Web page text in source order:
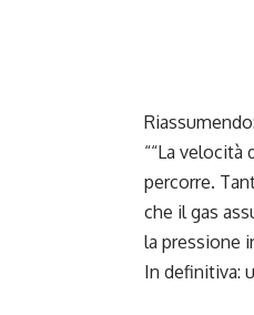
““La
percorre.
che il gas
la pressione
In definitiva: